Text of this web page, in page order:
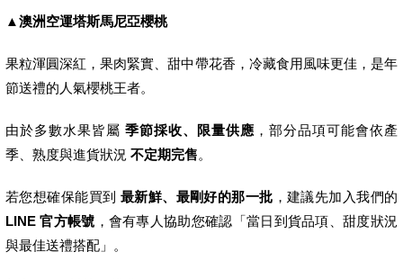
▲澳洲空運塔斯馬尼亞櫻桃
果粒渾圓深紅，果肉緊實、甜中帶花香，冷藏食用風味更佳，是年
節送禮的人氣櫻桃王者。
由於多數水果皆屬 季節採收、限量供應 ，部分品項可能會依產
季、熟度與進貨狀況 不定期完售。
若您想確保能買到 最新鮮、最剛好的那一批 ，建議先加入我們的
LINE 官方帳號 ，會有專人協助您確認「當日到貨品項、甜度狀況
與最佳送禮搭配」。